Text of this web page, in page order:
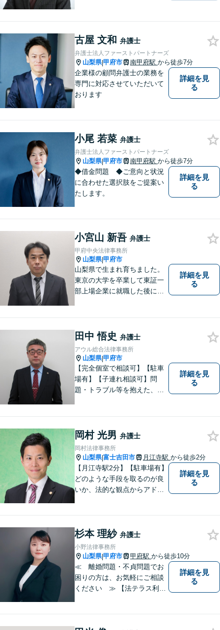
なんでもご相談ください。将
来を見据えた適切なソリュー
ションをご提案いたします。
古屋 文和 弁護士
弁護士法人ファーストパートナーズ
山梨県|甲府市 南甲府駅 から徒歩7分
企業様の顧問弁護士の業務を
専門に対応させていただいて
おります
詳細を見
る
小尾 若菜 弁護士
弁護士法人ファーストパートナーズ
山梨県|甲府市 南甲府駅 から徒歩7分
◆借金問題 ◆ご意向と状況
に合わせた選択肢をご提案い
たします。
詳細を見
る
小宮山 新吾 弁護士
甲府中央法律事務所
山梨県|甲府市
山梨県で生まれ育ちました。
東京の大学を卒業して東証一
部上場企業に就職した後に司
に弁護士登録した後は、山梨
県内を中心に様々な案件を取
り扱ってきました。
詳細を見
る
田中 悟史 弁護士
アウル総合法律事務所
山梨県|甲府市
【完全個室で相談可】【駐車
場有】【子連れ相談可】問
題・トラブル等を抱えた、ま
分析し、解決に向けてどのよ
うな方法・手段を取ることが
良いのか等を助言させていた
だきます。
詳細を見
る
岡村 光男 弁護士
岡村法律事務所
山梨県|富士吉田市 月江寺駅 から徒歩2分
【月江寺駅2分】【駐車場有】
どのような手段を取るのが良
いか、法的な観点からアドバ
詳細を見
る
杉本 理紗 弁護士
小野法律事務所
山梨県|甲府市 甲府駅 から徒歩10分
≪ 離婚問題・不貞問題でお
困りの方は、お気軽にご相談
ください ≫ 【法テラス利用
詳細を見
る